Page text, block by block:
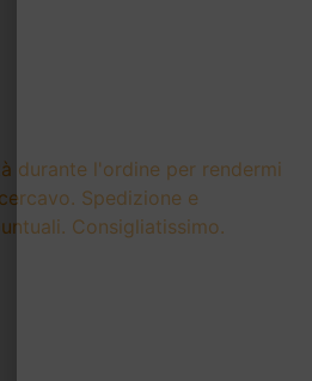
durante l'ordine per rendermi
Spedizione e
Consigliatissimo.